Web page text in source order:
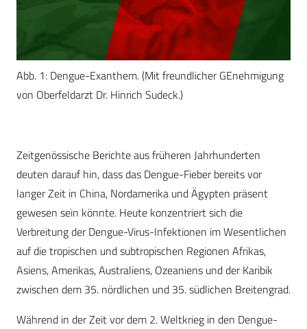
Abb. 1: Dengue-Exanthem. (Mit freundlicher GEnehmigung
von Oberfeldarzt Dr. Hinrich Sudeck.)
Zeitgenössische Berichte aus früheren Jahrhunderten
deuten darauf hin, dass das Dengue-Fieber bereits vor
langer Zeit in China, Nordamerika und Ägypten präsent
gewesen sein könnte. Heute konzentriert sich die
Verbreitung der Dengue-Virus-Infektionen im Wesentlichen
auf die tropischen und subtropischen Regionen Afrikas,
Asiens, Amerikas, Australiens, Ozeaniens und der Karibik
zwischen dem 35. nördlichen und 35. südlichen Breitengrad.
Während in der Zeit vor dem 2. Weltkrieg in den Dengue-